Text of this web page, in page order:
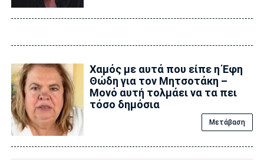
Χαμός με αυτά που είπε η Έφη
Θώδη για τον Μητσοτάκη –
Μονό αυτή τολμάει να τα πει
τόσο δημόσια
Μετάβαση